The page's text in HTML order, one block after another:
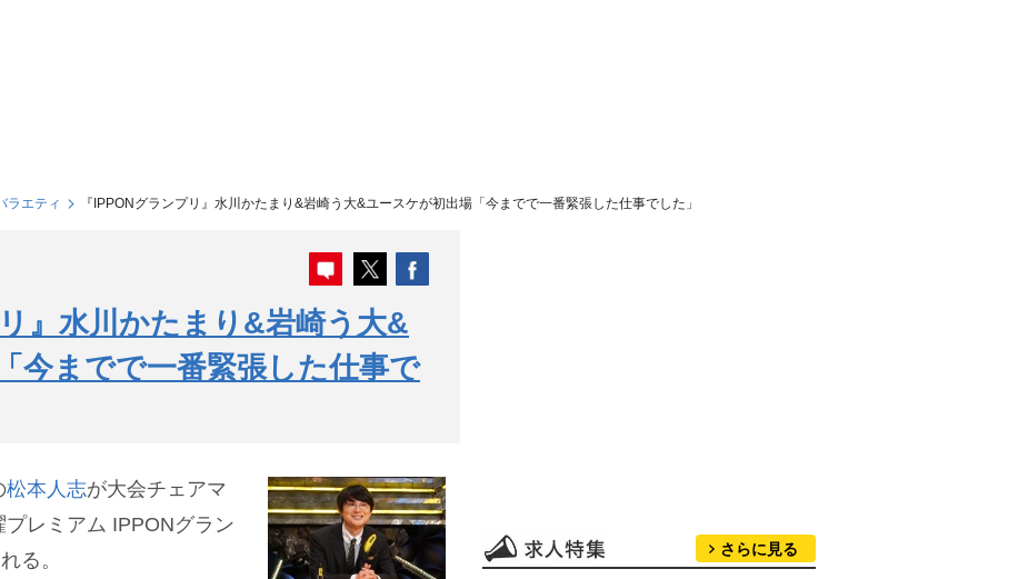
ラエティ 『IPPONグランプリ』水川かたまり&岩崎う大&ユースケが初出場「今までで一番緊張した仕事でした」
』水川かたまり&岩崎う大&
今までで一番緊張した仕事で
松本人志が大会チェアマ
レミアム IPPONグラン
る。
さらに見る